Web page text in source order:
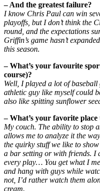
– And the greatest failure?
I know Chris Paul can win
playoffs, but I don’t think the
round, and the expectations
Griffin’s game hasn’t
this season.
– What’s your favourite
course)?
Well, I played a lot of
athletic guy like myself could
also like spitting sunflower
– What’s your favorite
My couch. The ability to stop
allows me to analyze it the
the quirky stuff we like to
a bar setting or with friends. I
every play… You get what I
and hang with guys while
not, I’d rather watch them
cream.